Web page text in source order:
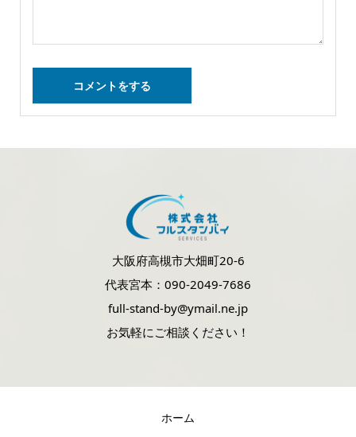
大阪府高槻市大畑町20-6
代表宮本：090-2049-7686
full-stand-by@ymail.ne.jp
お気軽にご相談ください！
ホーム